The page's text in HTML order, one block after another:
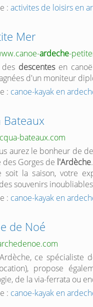
: activites de loisirs en
Mer
ardeche-
descentesen canoë
d'un moniteur
: canoe-kayak en
Bateaux
bateaux.com
aurez le bonheur de
Gorges de l'Ardèche.
soit la saison, votre
souvenirs
: canoe-kayak en
de Noé
ce spécialiste
propose
de la via-ferrata ou
: canoe-kayak en